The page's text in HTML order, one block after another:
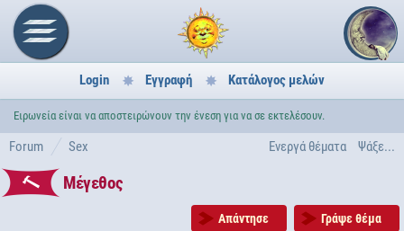
Login Εγγραφή Κατάλογος μελών
Ειρωνεία είναι να αποστειρώνουν την ένεση για να σε εκτελέσουν.
Ενεργά θέματα Ψάξε...
Forum Sex
Μέγεθος
Απάντησε Γράψε θέμα